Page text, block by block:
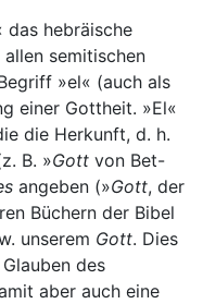
das hebräische
semitischen
»el« (auch als
einer Gottheit. »El«
die Herkunft, d. h.
B. »Gott von Bet-
angeben (»Gott, der
Büchern der Bibel
unserem Gott. Dies
des
aber auch eine